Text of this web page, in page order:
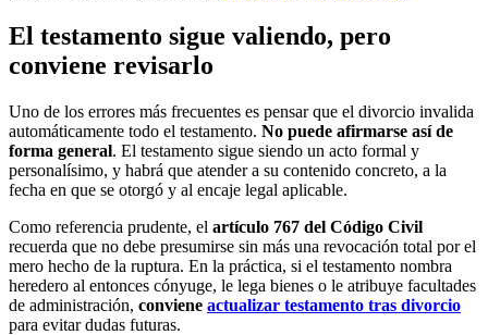
El testamento sigue valiendo, pero
conviene revisarlo
Uno de los errores más frecuentes es pensar que el divorcio invalida
automáticamente todo el testamento. No puede afirmarse así de
forma general. El testamento sigue siendo un acto formal y
personalísimo, y habrá que atender a su contenido concreto, a la
fecha en que se otorgó y al encaje legal aplicable.
Como referencia prudente, el artículo 767 del Código Civil
recuerda que no debe presumirse sin más una revocación total por el
mero hecho de la ruptura. En la práctica, si el testamento nombra
heredero al entonces cónyuge, le lega bienes o le atribuye facultades
de administración, conviene actualizar testamento tras divorcio
para evitar dudas futuras.